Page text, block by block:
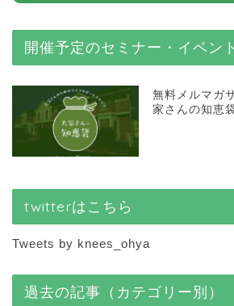
開催予定のセミナー・イベント
無料メルマガ
家さんの知恵袋
twitterはこちら
Tweets by knees_ohya
過去の記事（カテゴリー別）